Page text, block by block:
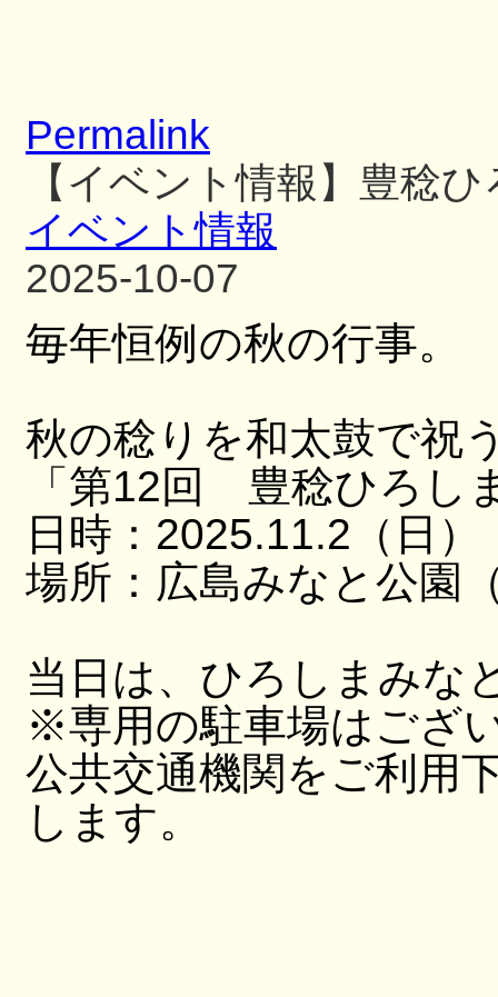
Permalink
【イベント情報】豊稔
イベント情報
2025-10-07
毎年恒例の秋の行事。
秋の稔りを和太鼓で祝
「第12回 豊稔ひろし
日時：2025.11.2（日
場所：広島みなと公園
当日は、ひろしまみな
※専用の駐車場はござ
公共交通機関をご利用
します。